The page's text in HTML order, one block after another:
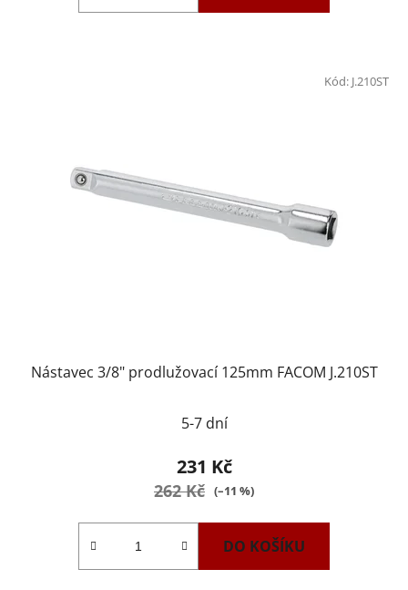
Nástavec 3/8" prodlužovací 125mm FACOM J.210ST
5-7 dní
231 Kč
262 Kč (–11 %)
DO KOŠÍKU
Kód: J.210ST